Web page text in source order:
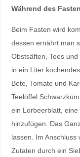
Während des
Beim Fasten wird
dessen ernährt man
Obstsäften, Tees
in ein Liter
Bete, Tomate und
Teelöffel
ein Lorbeerblatt,
hinzufügen. Das
lassen. Im
Zutaten durch ein